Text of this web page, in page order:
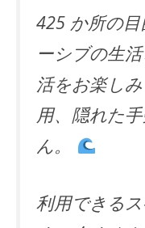
425 か所の
ーシブの生
活をお楽し
用、隠れた
ん。
利用できる